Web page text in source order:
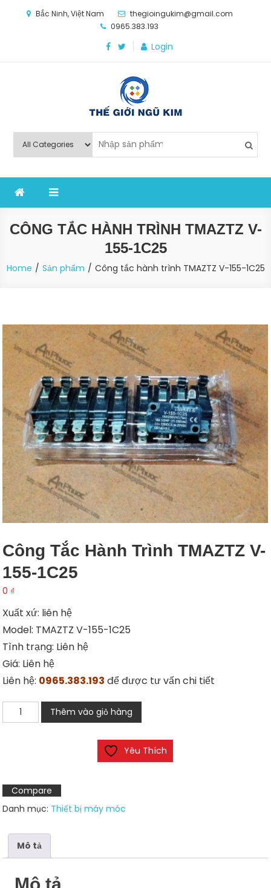
Bắc Ninh, Việt Nam
thegioingukim@gmail.com
0965.383.193
Login
Thế Giới Ngũ Kim
nghiệp sản xuất
CÔNG TẮC HÀNH TRÌNH TMAZTZ V-
155-1C25
Home Sản phẩm Công tắc hành trình TMAZTZ V-155-1C25
Công Tắc Hành Trình TMAZTZ V-
155-1C25
0 ₫
Xuất xứ: liên hệ
Model: TMAZTZ V-155-1C25
Tình trạng: Liên hệ
Giá: Liên hệ
Liên hệ: 0965.383.193 để được tư vấn chi tiết
Công
tắc
V-
155-
1C25
lượng
Thêm vào giỏ hàng
Yêu Thích
Compare
Danh mục: Thiết bị máy móc
Mô tả